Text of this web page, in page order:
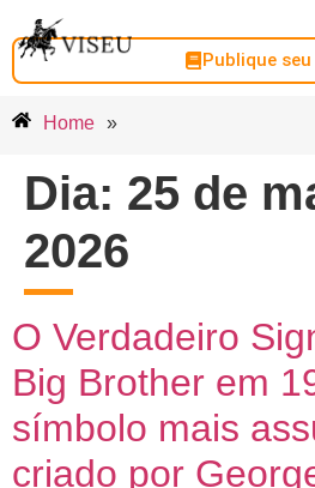
Publique
Home »
Dia: 25 de
2026
O Verdadeiro
Big Brother em
símbolo mais
criado por